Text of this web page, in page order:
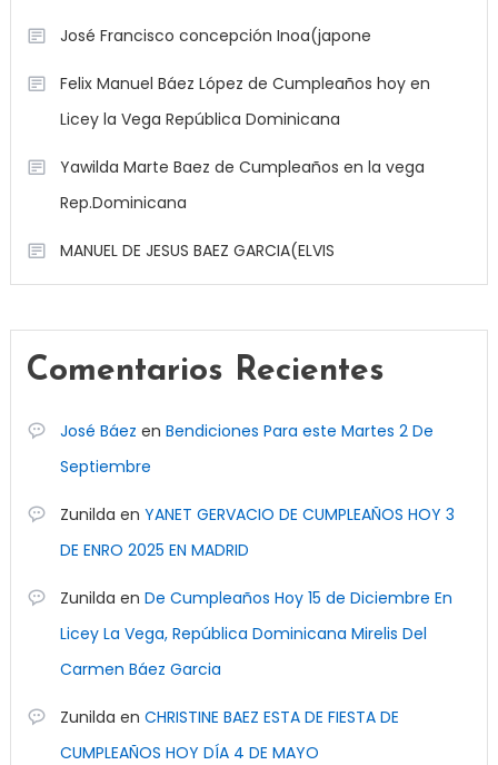
José Francisco concepción Inoa(japone
Felix Manuel Báez López de Cumpleaños hoy en
Licey la Vega República Dominicana
Yawilda Marte Baez de Cumpleaños en la vega
Rep.Dominicana
MANUEL DE JESUS BAEZ GARCIA(ELVIS
Comentarios Recientes
José Báez en Bendiciones Para este Martes 2 De
Septiembre
Zunilda en YANET GERVACIO DE CUMPLEAÑOS HOY 3
DE ENRO 2025 EN MADRID
Zunilda en De Cumpleaños Hoy 15 de Diciembre En
Licey La Vega, República Dominicana Mirelis Del
Carmen Báez Garcia
Zunilda en CHRISTINE BAEZ ESTA DE FIESTA DE
CUMPLEAÑOS HOY DÍA 4 DE MAYO